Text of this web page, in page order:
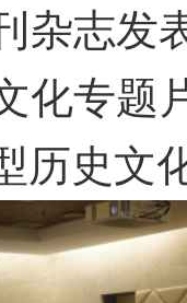
杂志发
化专题
历史文